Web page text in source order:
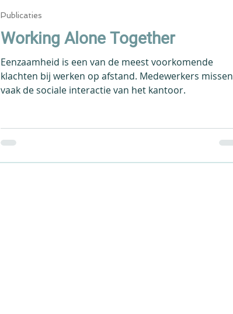
Working Alone Together
Eenzaamheid is een van de meest voorkomende
klachten bij werken op afstand. Medewerkers missen
vaak de sociale interactie van het kantoor.
Publicaties